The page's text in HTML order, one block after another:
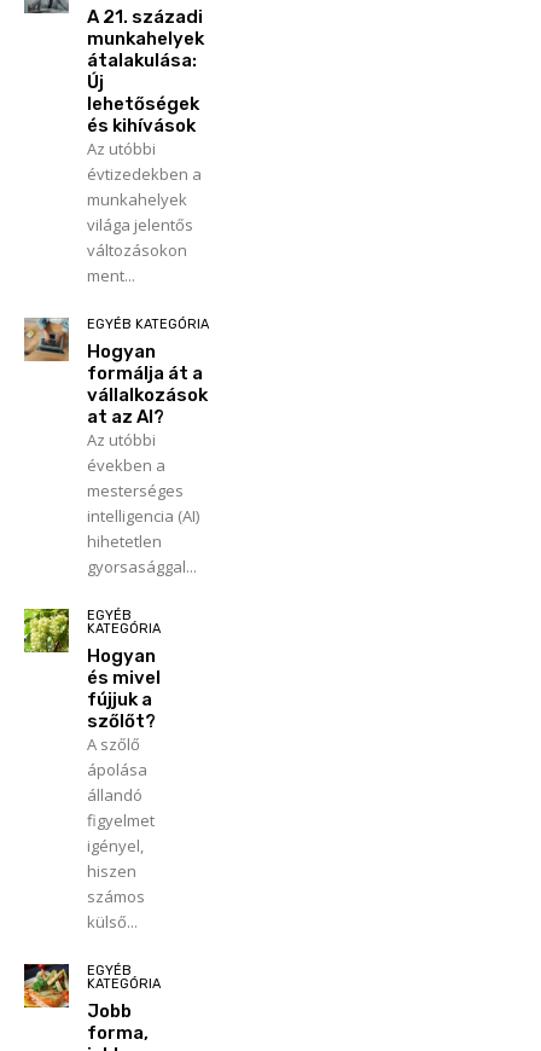
A 21. századi
munkahelyek
átalakulása:
Új
lehetőségek
és kihívások
Az utóbbi
évtizedekben a
munkahelyek
világa jelentős
változásokon
ment...
EGYÉB KATEGÓRIA
Hogyan
formálja át a
vállalkozások
at az AI?
Az utóbbi
években a
mesterséges
intelligencia (AI)
hihetetlen
gyorsasággal...
EGYÉB
KATEGÓRIA
Hogyan
és mivel
fújjuk a
szőlőt?
A szőlő
ápolása
állandó
figyelmet
igényel,
hiszen
számos
külső...
EGYÉB
KATEGÓRIA
Jobb
forma,